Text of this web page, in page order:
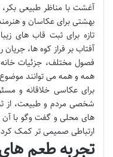
آغشت با مناظر طبیعی
بهشتی برای عکاسان و
تازه برای ثبت قاب های
آفتاب بر فراز کوه ها،
فصول مختلف، جزئیات خانه
همه و همه می توانند
برای عکاسی خلاقانه و
شخصی مردم و طبیعت، از
های محلی و گفت وگو با آن
ارتباطی صمیمی تر کمک کرده
تجربه طعم